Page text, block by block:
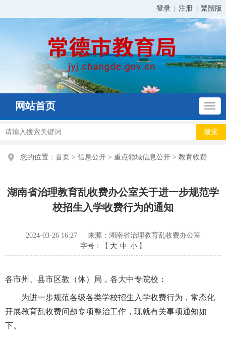
登录 注册 繁體版
网站首页
您的位置： 首页 > 信息公开 > 重点领域信息公开 > 教育收费
湖南省治理教育乱收费办公室关于进一步规范学
校招生入学收费行为的通知
2024-03-26 16:27
来源：湖南省治理教育乱收费办公室
字号：【 大 中 小 】
各市州、县市区教（体）局，各大中专院校：
为进一步规范各级各类学校招生入学收费行为，常态化
开展教育乱收费问题专项整治工作，现就有关事项通知如
下。